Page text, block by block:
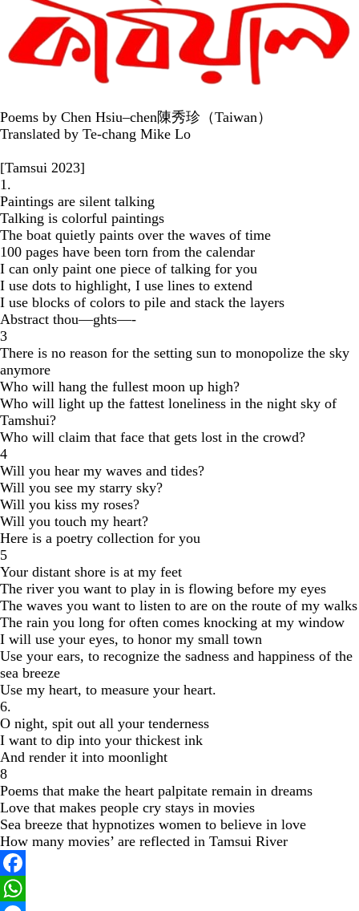
Poems by Chen Hsiu–chen陳秀珍（Taiwan）
Translated by Te-chang Mike Lo
[Tamsui 2023]
1.
Paintings are silent talking
Talking is colorful paintings
The boat quietly paints over the waves of time
100 pages have been torn from the calendar
I can only paint one piece of talking for you
I use dots to highlight, I use lines to extend
I use blocks of colors to pile and stack the layers
Abstract thou—ghts—-
3
There is no reason for the setting sun to monopolize the sky
anymore
Who will hang the fullest moon up high?
Who will light up the fattest loneliness in the night sky of
Tamshui?
Who will claim that face that gets lost in the crowd?
4
Will you hear my waves and tides?
Will you see my starry sky?
Will you kiss my roses?
Will you touch my heart?
Here is a poetry collection for you
5
Your distant shore is at my feet
The river you want to play in is flowing before my eyes
The waves you want to listen to are on the route of my walks
The rain you long for often comes knocking at my window
I will use your eyes, to honor my small town
Use your ears, to recognize the sadness and happiness of the
sea breeze
Use my heart, to measure your heart.
6.
O night, spit out all your tenderness
I want to dip into your thickest ink
And render it into moonlight
8
Poems that make the heart palpitate remain in dreams
Love that makes people cry stays in movies
Sea breeze that hypnotizes women to believe in love
How many movies’ are reflected in Tamsui River
Facebook